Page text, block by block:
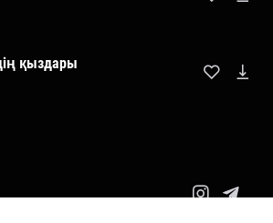
қыздары
құқықтар